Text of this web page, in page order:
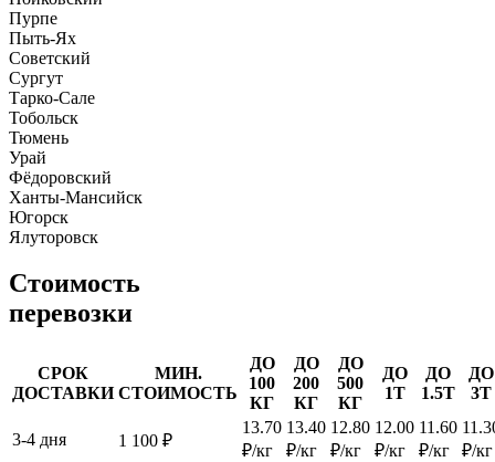
Пурпе
Пыть-Ях
Советский
Сургут
Тарко-Сале
Тобольск
Тюмень
Урай
Фёдоровский
Ханты-Мансийск
Югорск
Ялуторовск
Стоимость
перевозки
СРОК
ДОСТАВКИ
МИН.
СТОИМОСТЬ
ДО
100
КГ
ДО
200
КГ
ДО
500
КГ
ДО
1Т
ДО
1.5Т
ДО
3Т
3-4 дня 1 100 ₽
13.70
₽/кг
13.40
₽/кг
12.80
₽/кг
12.00
₽/кг
11.60
₽/кг
₽/кг